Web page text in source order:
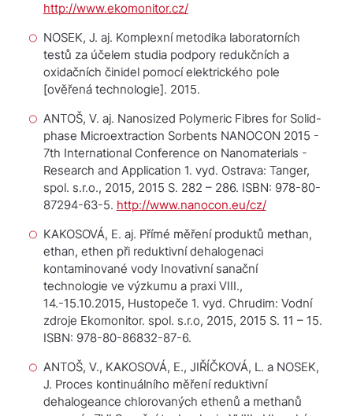
http://www.ekomonitor.cz/
NOSEK, J. aj. Komplexní metodika laboratorních
testů za účelem studia podpory redukčních a
oxidačních činidel pomocí elektrického pole
[ověřená technologie]. 2015.
ANTOŠ, V. aj. Nanosized Polymeric Fibres for Solid-
phase Microextraction Sorbents NANOCON 2015 -
7th International Conference on Nanomaterials -
Research and Application 1. vyd. Ostrava: Tanger,
spol. s.r.o., 2015, 2015 S. 282 – 286. ISBN: 978-80-
87294-63-5. http://www.nanocon.eu/cz/
KAKOSOVÁ, E. aj. Přímé měření produktů methan,
ethan, ethen při reduktivní dehalogenaci
kontaminované vody Inovativní sanační
technologie ve výzkumu a praxi VIII.,
14.-15.10.2015, Hustopeče 1. vyd. Chrudim: Vodní
zdroje Ekomonitor. spol. s.r.o, 2015, 2015 S. 11 – 15.
ISBN: 978-80-86832-87-6.
ANTOŠ, V., KAKOSOVÁ, E., JIŘÍČKOVÁ, L. a NOSEK,
J. Proces kontinuálního měření reduktivní
dehalogeance chlorovaných ethenů a methanů